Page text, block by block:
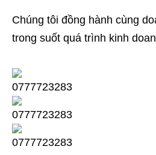
Chúng tôi đồng hành cùng
trong suốt quá trình kinh